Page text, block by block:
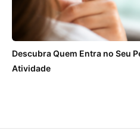
Descubra Quem Entra no Seu
Atividade